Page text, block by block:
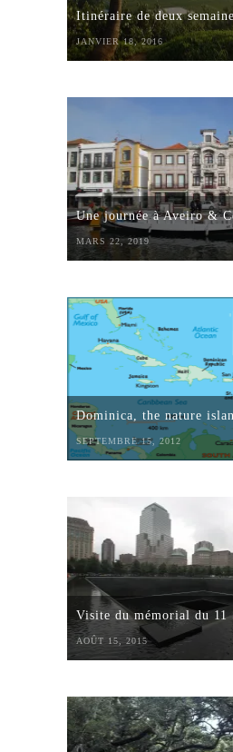
Itinéraire de deux
JANVIER 18, 2016
Une journée à Aveiro &
MARS 22, 2019
Dominica, the nature
SEPTEMBRE 15, 2012
Visite du mémorial du 11
AOÛT 15, 2015